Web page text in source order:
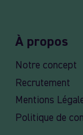
À propos
Notre concept
Recrutement
Mentions
Politique de